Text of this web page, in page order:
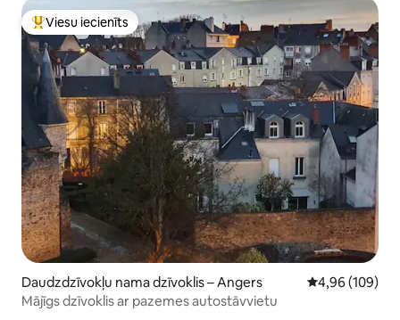
Populārs viesu iecienīts mājoklis
Viesu iecienīts
Daudzdzīvokļu nama dzīvoklis – Angers Vidējais
4,96 (109)
Mājīgs dzīvoklis ar pazemes autostāvvietu